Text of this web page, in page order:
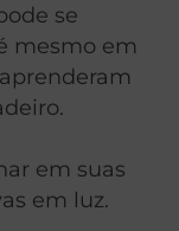
se
mesmo em
em suas
em luz.